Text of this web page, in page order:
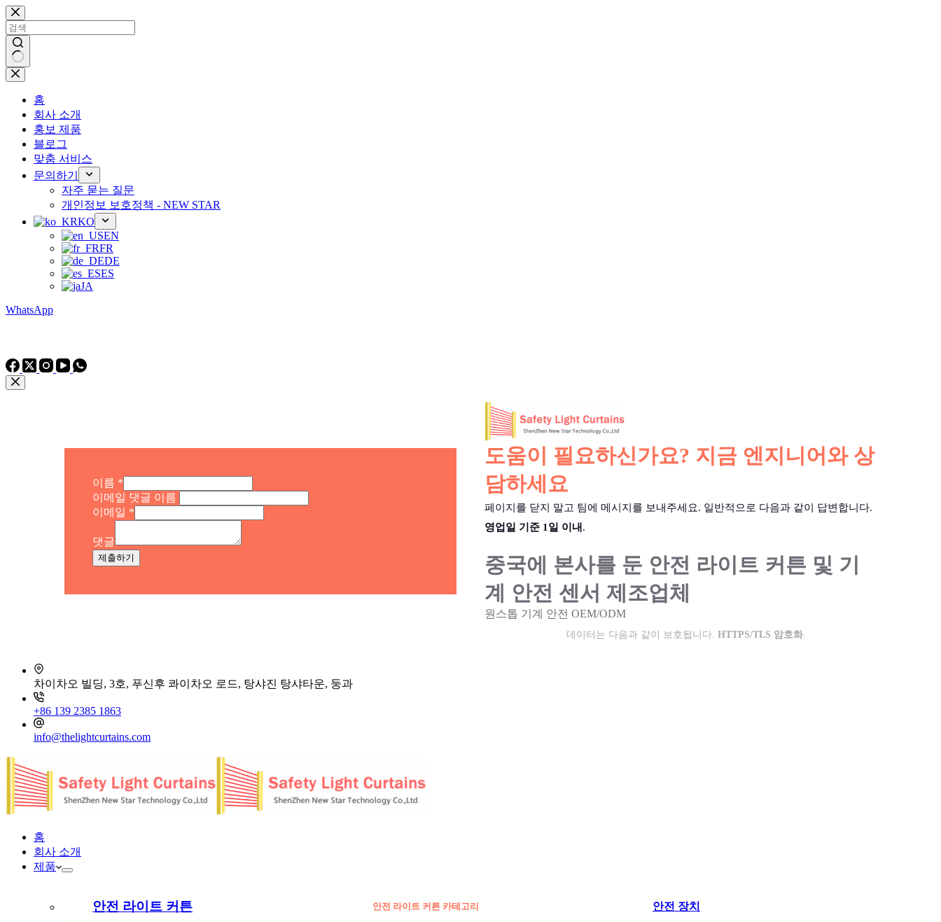
콘
텐
츠
로
건
너
결
홈
회사 소개
홍보 제품
블로그
맞춤 서비스
문의하기
자주 묻는 질문
개인정보 보호정책 - NEW STAR
KO
EN
FR
DE
ES
JA
WhatsApp
이름 *
이메일 댓글 이름
이메일 *
댓글
제출하기
도움이 필요하신가요? 지금 엔지니어와 상
담하세요
페이지를 닫지 말고 팀에 메시지를 보내주세요. 일반적으로 다음과 같이 답변합니다.
영업일 기준 1일 이내 .
중국에 본사를 둔 안전 라이트 커튼 및 기
계 안전 센서 제조업체
원스톱 기계 안전 OEM/ODM
데이터는 다음과 같이 보호됩니다. HTTPS/TLS 암호화
차이차오 빌딩, 3호, 푸신후 콰이차오 로드, 탕샤진 탕샤타운, 둥과
+86 139 2385 1863
info@thelightcurtains.com
홈
회사 소개
제품
안전 라이트 커튼 안전 라이트 커튼 카테고리 안전 장치